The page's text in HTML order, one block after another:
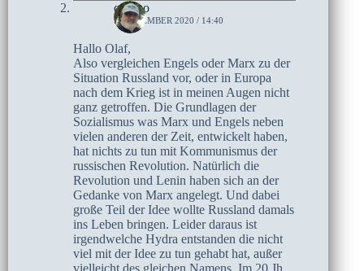
czoczo
5. DEZEMBER 2020 / 14:40
Hallo Olaf,
Also vergleichen Engels oder Marx zu der
Situation Russland vor, oder in Europa
nach dem Krieg ist in meinen Augen nicht
ganz getroffen. Die Grundlagen der
Sozialismus was Marx und Engels neben
vielen anderen der Zeit, entwickelt haben,
hat nichts zu tun mit Kommunismus der
russischen Revolution. Natürlich die
Revolution und Lenin haben sich an der
Gedanke von Marx angelegt. Und dabei
große Teil der Idee wollte Russland damals
ins Leben bringen. Leider daraus ist
irgendwelche Hydra entstanden die nicht
viel mit der Idee zu tun gehabt hat, außer
vielleicht des gleichen Namens. Im 20 Jh.